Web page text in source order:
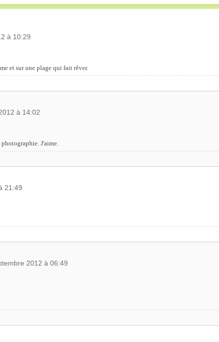
à 10:29
et sur une plage qui fait rêver.
à 14:02
J'aime.
21:49
2012 à 06:49